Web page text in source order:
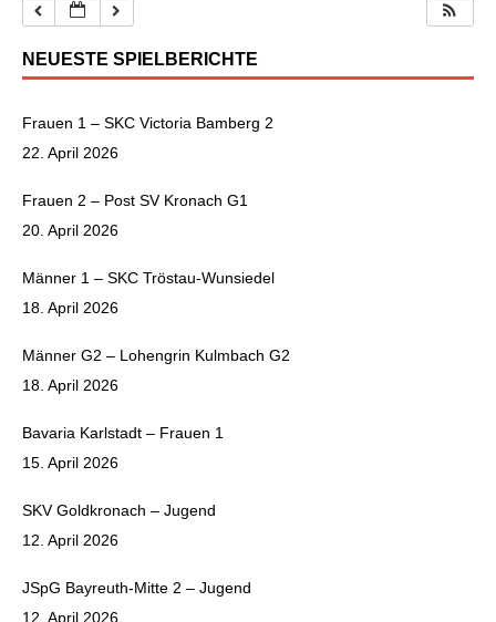
NEUESTE SPIELBERICHTE
Frauen 1 – SKC Victoria Bamberg 2
22. April 2026
Frauen 2 – Post SV Kronach G1
20. April 2026
Männer 1 – SKC Tröstau-Wunsiedel
18. April 2026
Männer G2 – Lohengrin Kulmbach G2
18. April 2026
Bavaria Karlstadt – Frauen 1
15. April 2026
SKV Goldkronach – Jugend
12. April 2026
JSpG Bayreuth-Mitte 2 – Jugend
12. April 2026